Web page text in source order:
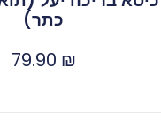
כתר)
79.90 ₪